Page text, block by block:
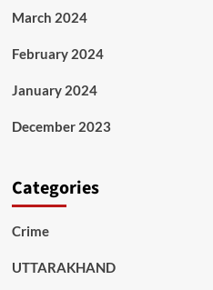
March 2024
February 2024
January 2024
December 2023
Categories
Crime
UTTARAKHAND